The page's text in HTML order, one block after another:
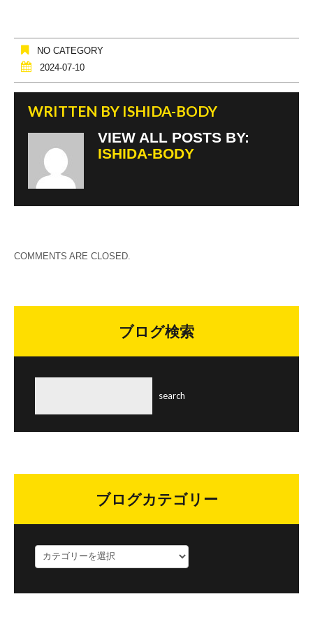
NO CATEGORY
2024-07-10
WRITTEN BY ISHIDA-BODY
VIEW ALL POSTS BY:
ISHIDA-BODY
COMMENTS ARE CLOSED.
ブログ検索
ブログカテゴリー
ロ